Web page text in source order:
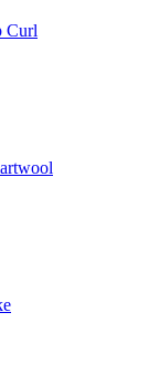
Curl